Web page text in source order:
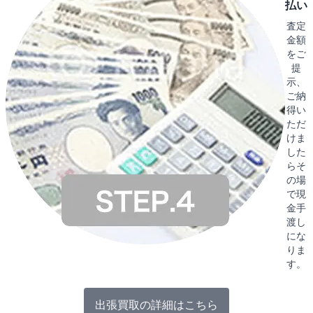
払い
査定
金額
をご
提
示、
ご納
得い
ただ
けま
した
らそ
の場
で現
金手
渡し
にな
りま
す。
出張買取の詳細はこちら